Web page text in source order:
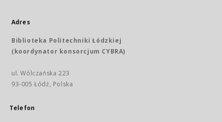
Adres
Biblioteka Politechniki Łódzkiej
(koordynator konsorcjum CYBRA)
ul. Wólczańska 223
93-005 Łódź, Polska
Telefon